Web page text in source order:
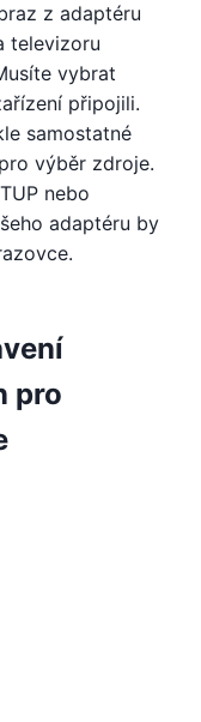
z adaptéru
televizoru
vybrat
připojili.
samostatné
výběr zdroje.
nebo
adaptéru by
pro